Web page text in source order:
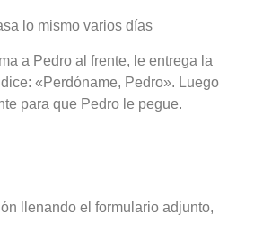
lo mismo varios días
a Pedro al frente, le entrega la
«Perdóname, Pedro». Luego
para que Pedro le pegue.
llenando el formulario adjunto,